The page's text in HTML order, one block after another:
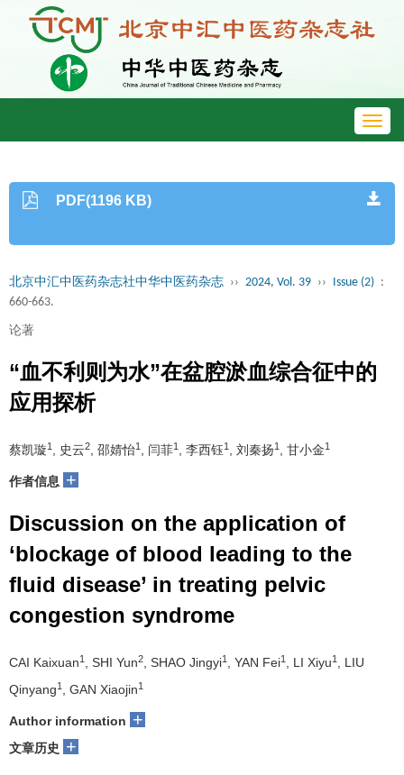
PDF(1196 KB)
北京中汇中医药杂志社中华中医药杂志 ›› 2024, Vol. 39 ›› Issue (2) :
660-663.
论著
“血不利则为水”在盆腔淤血综合征中的
应用探析
蔡凯璇1 , 史云2, 邵婧怡1 , 闫菲1 , 李西钰1 , 刘秦扬1 , 甘小金1
作者信息 +
Discussion on the application of
‘blockage of blood leading to the
fluid disease’ in treating pelvic
congestion syndrome
CAI Kaixuan1 , SHI Yun2, SHAO Jingyi1 , YAN Fei1 , LI Xiyu1 , LIU
Qinyang1 , GAN Xiaojin1
Author information +
文章历史 +